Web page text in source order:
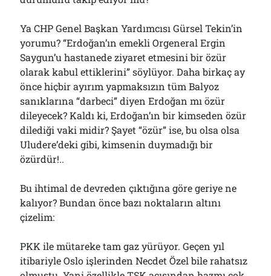
Ya CHP Genel Başkan Yardımcısı Gürsel Tekin’in
yorumu? “Erdoğan’ın emekli Orgeneral Ergin
Saygun’u hastanede ziyaret etmesini bir özür
olarak kabul ettiklerini” söylüyor. Daha birkaç ay
önce hiçbir ayırım yapmaksızın tüm Balyoz
sanıklarına “darbeci” diyen Erdoğan mı özür
dileyecek? Kaldı ki, Erdoğan’ın bir kimseden özür
dilediği vaki midir? Şayet “özür” ise, bu olsa olsa
Uludere’deki gibi, kimsenin duymadığı bir
özürdür!..
Bu ihtimal de devreden çıktığına göre geriye ne
kalıyor? Bundan önce bazı noktaların altını
çizelim:
PKK ile mütareke tam gaz yürüyor. Geçen yıl
itibariyle Oslo işlerinden Necdet Özel bile rahatsız